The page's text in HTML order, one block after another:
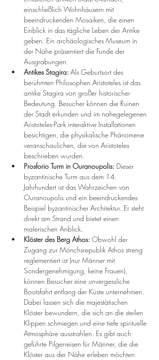
einschließlich Wohnhäusern mit
beeindruckenden Mosaiken, die einen
Einblick in das tägliche Leben der Antike
geben. Ein archäologisches Museum in
der Nähe präsentiert die Funde der
Ausgrabungen.
Antikes Stagira: Als Geburtsort des
berühmten Philosophen Aristoteles ist das
antike Stagira von großer historischer
Bedeutung. Besucher können die Ruinen
der Stadt erkunden und im nahegelegenen
Aristoteles-Park interaktive Installationen
besichtigen, die physikalische Phänomene
veranschaulichen, die von Aristoteles
beschrieben wurden.
Prosforio Turm in Ouranoupolis: Dieser
byzantinische Turm aus dem 14.
Jahrhundert ist das Wahrzeichen von
Ouranoupolis und ein beeindruckendes
Beispiel byzantinischer Architektur. Er steht
direkt am Strand und bietet einen
malerischen Anblick.
Klöster des Berg Athos: Obwohl der
Zugang zur Mönchsrepublik Athos streng
reglementiert ist (nur Männer mit
Sondergenehmigung, keine Frauen),
können Besucher eine unvergessliche
Bootsfahrt entlang der Küste unternehmen.
Dabei lassen sich die majestätischen
Klöster bewundern, die sich an die steilen
Klippen schmiegen und eine tiefe spirituelle
Atmosphäre ausstrahlen. Es gibt auch
geführte Pilgerreisen für Männer, die die
Klöster aus der Nähe erleben möchten.